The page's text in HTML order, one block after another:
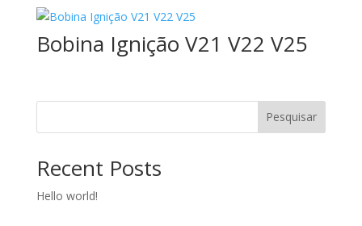
Bobina Ignição V21 V22 V25
Pesquisar
Recent Posts
Hello world!